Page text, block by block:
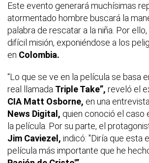
Este evento generará muchísimas
atormentado hombre buscará la
palabra de rescatar a la niña. Por
difícil misión, exponiéndose a los
en Colombia.
“Lo que se ve en la película se basa
real llamada Triple Take”, reveló el
CIA Matt Osborne, en una
News Digital, quien conoció el caso
la película. Por su parte, el
Jim Caviezel, indicó: "Diría que esta
película más importante que he